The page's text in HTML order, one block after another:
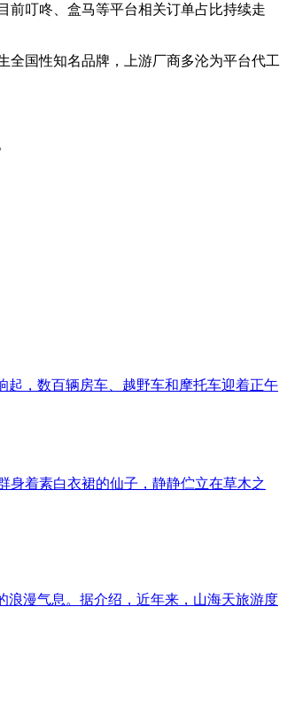
前叮咚、盒马等平台相关订单占比持续走
全国性知名品牌，上游厂商多沦为平台代工
，数百辆房车、越野车和摩托车迎着正午
身着素白衣裙的仙子，静静伫立在草木之
浪漫气息。据介绍，近年来，山海天旅游度